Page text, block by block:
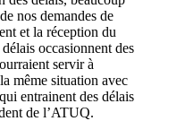
nos demandes de
et la réception du
occasionnent des
servir à
même situation avec
entrainent des délais
de l’ATUQ.